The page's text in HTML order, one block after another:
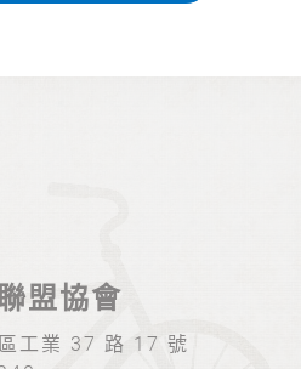
盟協會
工業 37 路 17 號